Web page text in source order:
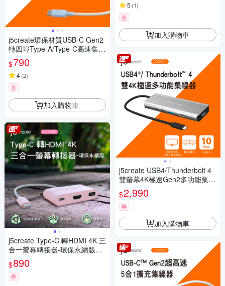
j5create環保材質USB-C Gen2
轉四埠Type-A/Type-C高速集線
器–JCH342EC(清新藍)
$790
4(2)
券
加入購物車
j5create Type-C 轉HDMI 4K 三
合一螢幕轉接器-環保永續版– J
CA379ER(晚霞粉)
$890
券
5 (1)
券
加入購物車
j5create USB4/Thunderbolt 4
雙螢幕4K極速Gen2多功能集線
器 - JCD401
$2,990
券
加入購物車